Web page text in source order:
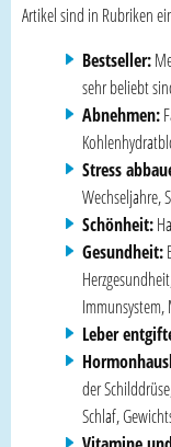
Artikel sind in Rubriken
Bestseller:
sehr beliebt
Abnehmen:
Stress
Wechseljahre,
Schönheit:
Gesundheit:
Leber
der
Schlaf,